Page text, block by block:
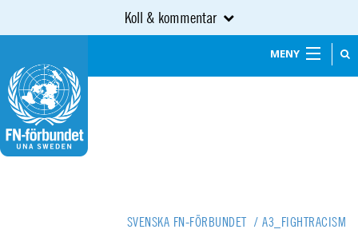
Koll & kommentar
MENY
SVENSKA FN-FÖRBUNDET / A3_FIGHTRACISM